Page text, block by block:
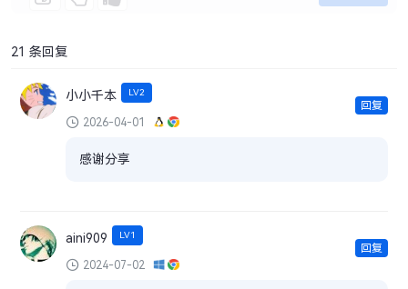
21 条回复
小小千本 LV2
2026-04-01
感谢分享
回复
aini909 LV1
2024-07-02
回复